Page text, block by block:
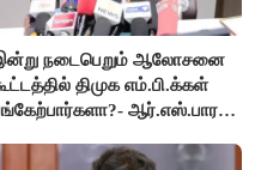
நடைபெறும் ஆலோசனை
திமுக எம்.பி.க்கள்
ஆர்.எஸ்.பாரதி